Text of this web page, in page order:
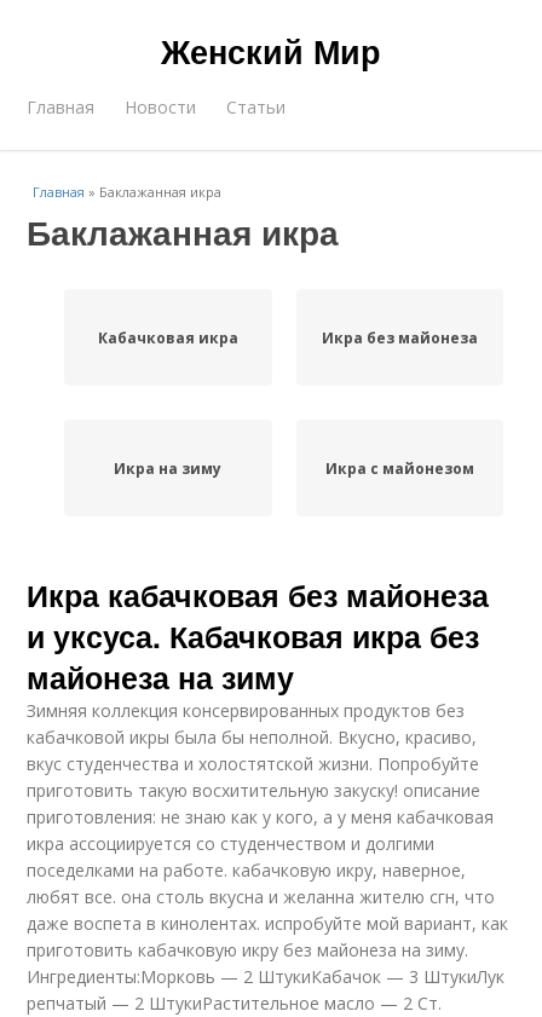
Женский Мир
Главная Новости Статьи
Главная » Баклажанная икра
Баклажанная икра
Кабачковая икра Икра без майонеза
Икра на зиму Икра с майонезом
Икра кабачковая без майонеза
и уксуса. Кабачковая икра без
майонеза на зиму
Зимняя коллекция консервированных продуктов без
кабачковой икры была бы неполной. Вкусно, красиво,
вкус студенчества и холостятской жизни. Попробуйте
приготовить такую восхитительную закуску! описание
приготовления: не знаю как у кого, а у меня кабачковая
икра ассоциируется со студенчеством и долгими
поседелками на работе. кабачковую икру, наверное,
любят все. она столь вкусна и желанна жителю сгн, что
даже воспета в кинолентах. испробуйте мой вариант, как
приготовить кабачковую икру без майонеза на зиму.
Ингредиенты:Морковь — 2 ШтукиКабачок — 3 ШтукиЛук
репчатый — 2 ШтукиРастительное масло — 2 Ст.